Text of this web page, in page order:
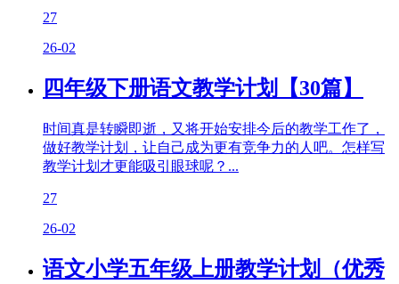
27
26-02
四年级下册语文教学计划【30篇】
时间真是转瞬即逝，又将开始安排今后的教学工作了，
做好教学计划，让自己成为更有竞争力的人吧。怎样写
教学计划才更能吸引眼球呢？...
27
26-02
语文小学五年级上册教学计划（优秀